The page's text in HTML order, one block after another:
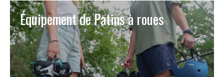
Équipement de Patins à roues